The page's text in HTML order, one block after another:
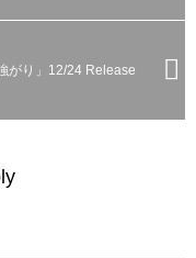
がり」12/24 Release